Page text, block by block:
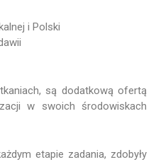
i Polski
są dodatkową ofertą
w swoich środowiskach
etapie zadania, zdobyły